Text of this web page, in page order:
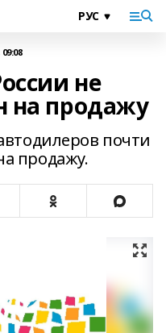
не
на продажу
почти
продажу.